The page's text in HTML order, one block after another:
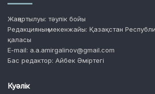
Жаңартылуы: тәулік бойы
Редакцияның мекенжайы: Қазақстан
қаласы
E-mail: a.a.amirgalinov@gmail.com
Бас редактор: Айбек Әміртегі
Куәлік